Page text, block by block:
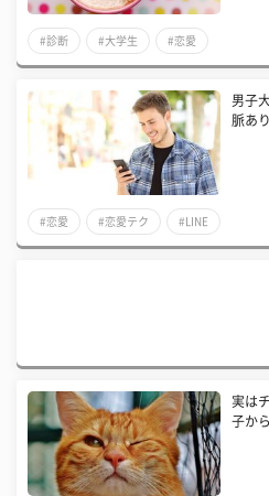
#診断 #大学生 #恋愛
男子
脈あ
#恋愛 #恋愛テク #LINE
実は
子か